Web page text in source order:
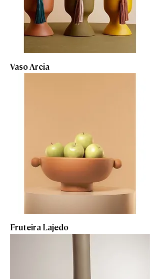
Vaso Areia
Fruteira Lajedo